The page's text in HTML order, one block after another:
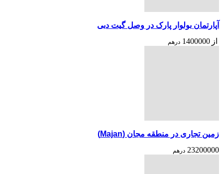
آپارتمان بولوار پارک در وصل گیت دبی
از 1400000 درهم
زمین تجاری در منطقه مجان (Majan)
23200000 درهم